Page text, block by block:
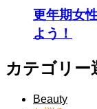
更年期女
よう！
カテゴリー
Beauty